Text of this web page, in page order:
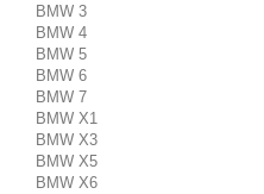
BMW 3
BMW 4
BMW 5
BMW 6
BMW 7
BMW X1
BMW X3
BMW X5
BMW X6